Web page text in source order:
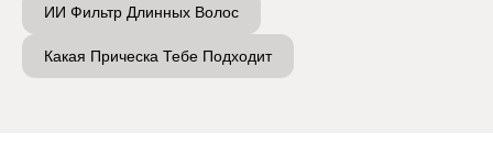
ИИ Фильтр Длинных Волос
Какая Прическа Тебе Подходит